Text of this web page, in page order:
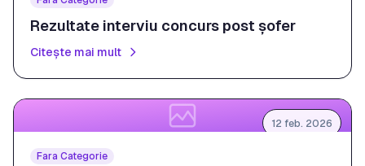
Rezultate interviu concurs post șofer
Citește mai mult
12 feb. 2026
Fara Categorie